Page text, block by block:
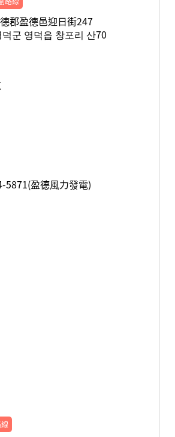
郡盈德邑迎日街247
군 영덕읍 창포리 산70
5871(盈德風力發電)